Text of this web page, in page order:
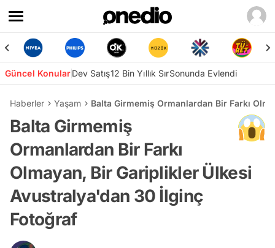
Güncel KonularDev Satış12 Bin Yıllık SırSonunda Evlendi
Haberler Yaşam Balta Girmemiş Ormanlardan Bir Farkı
Balta Girmemiş
Ormanlardan Bir Farkı
Olmayan, Bir Gariplikler Ülkesi
Avustralya'dan 30 İlginç
Fotoğraf